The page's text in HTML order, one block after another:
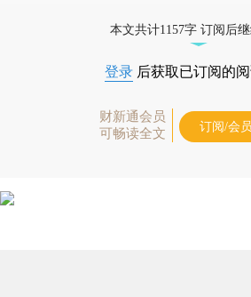
本文共计1157字 订阅后
登录 后获取已订阅的
财新通会员
可畅读全文
订阅/会